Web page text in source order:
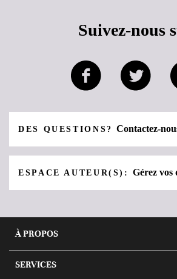
Suivez-nous
DES QUESTIONS?Contactez-
ESPACE AUTEUR(S):Gérez vos
À PROPOS
SERVICES